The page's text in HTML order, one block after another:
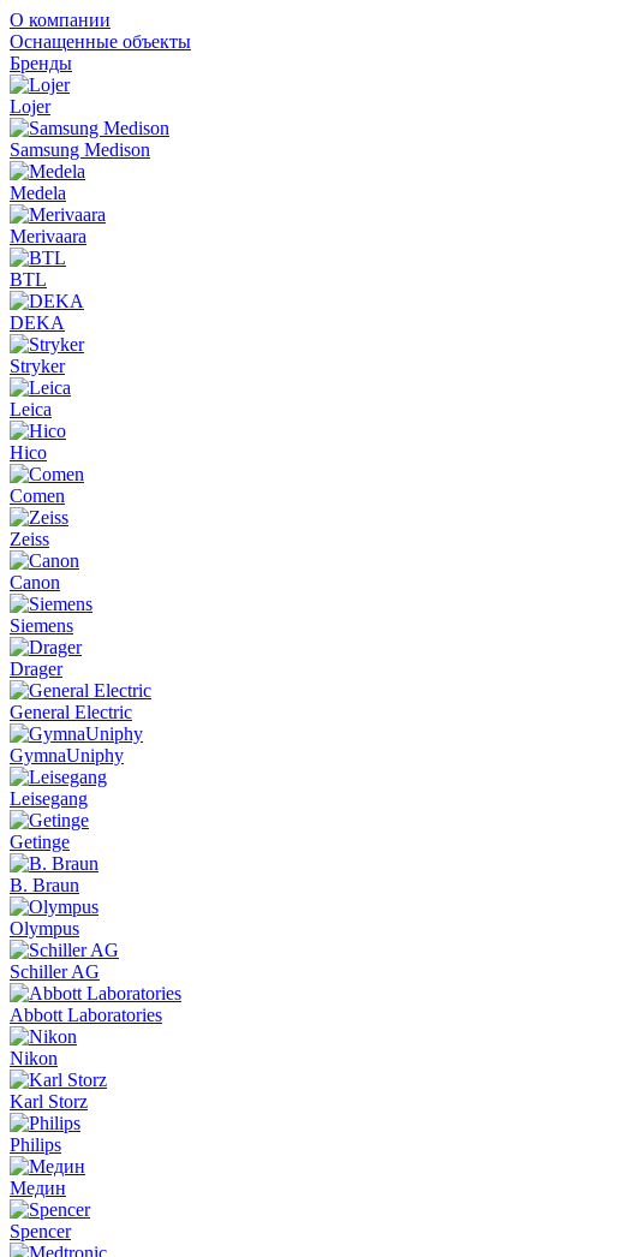
О компании
Оснащенные объекты
Бренды
Lojer
Samsung Medison
Medela
Merivaara
BTL
DEKA
Stryker
Leica
Hico
Comen
Zeiss
Canon
Siemens
Drager
General Electric
GymnaUniphy
Leisegang
Getinge
B. Braun
Olympus
Schiller AG
Abbott Laboratories
Nikon
Karl Storz
Philips
Медин
Spencer